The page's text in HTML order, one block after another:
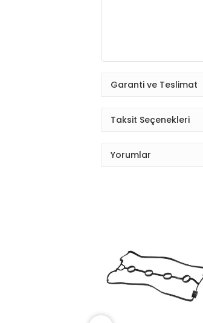
Garanti ve Teslimat
Taksit Seçenekleri
Yorumlar